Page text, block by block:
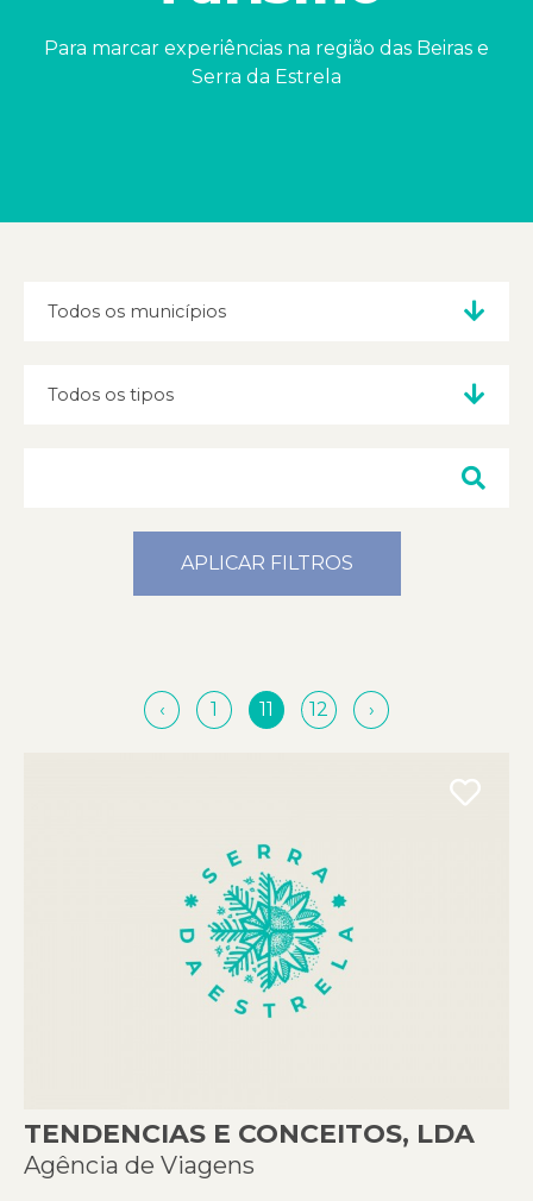
Para marcar experiências na região das Beiras e
Serra da Estrela
APLICAR FILTROS
‹ 1 11 12 ›
TENDENCIAS E CONCEITOS, LDA
Agência de Viagens